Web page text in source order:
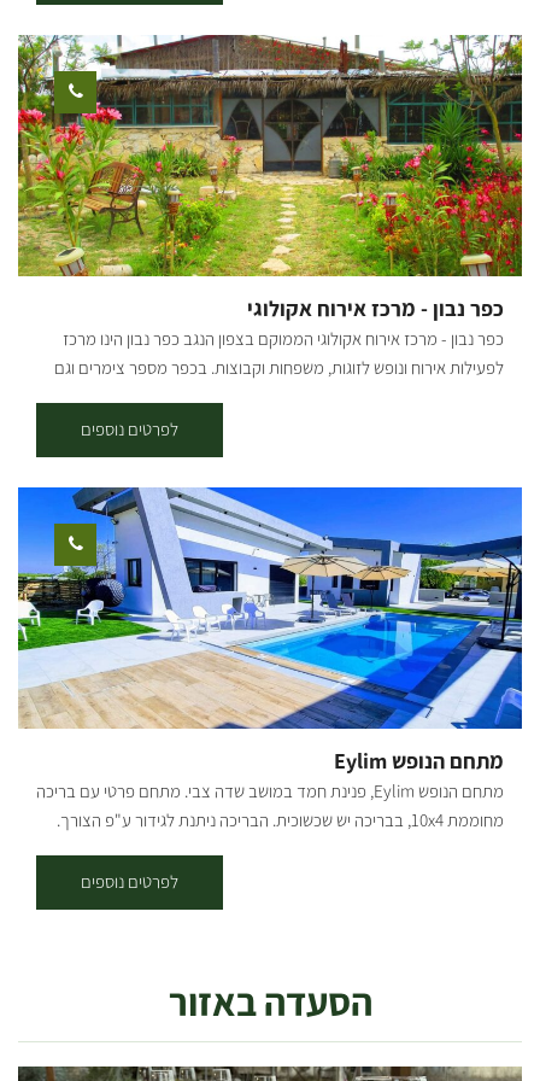
מעולה לסיור באתרי נחל הבשור ובדרך הנופית המרשימה. להזמנות:
כפר נבון - מרכז אירוח אקולוגי
כפר נבון - מרכז אירוח אקולוגי הממוקם בצפון הנגב כפר נבון הינו מרכז
לפעילות אירוח ונופש לזוגות, משפחות וקבוצות. בכפר מספר צימרים וגם
לאורחים בנוסף להקפדה על תחזוקה שוטפת ונוחיות מרבית. במקום ניתן
להנות מבריכות טבילה מרעננות, פינות ברביקיו, בוסתן וגני ירקות אורגניים,
פינת מדורה, ארגז חול לילדים, נוף ומרחבים פתוחים לאוהבי לכת ורוכבי
אופניים, "זולות" מקסימות לישיבה ומנוחה. * ניתן להזמין ארוחות בתיאום
מראש. הכפר אקולוגי, בו פינות מחזור וקומפוסט, בריכות נפרדות
המשמשות לטיהור וניקוי מים אפורים. מערכת אנאירובית ואגן ירוק לטיהור
מים שחורים. משתלה הידרופונית. בית בוץ. גני תבלינים ובוסתן עצי פרי.
במושב ניר עקיבא ניתן ליהנות ממגרשי כדורגל וכדורסל, פארק קטן וחביב
עם נדנדות ומתקני כושר ובית כנסת. המושב סמוך לצומת בית קמה (כביש
6) וצומת הגדי (נתיבות) שעה נסיעה ממרכז הארץ בסמוך לחוות השקמים
וביתרונות רוחמה. המקום נגיש חלקית
לפרטים נוספים
מתחם הנופש Eylim
מתחם הנופש Eylim, פנינת חמד במושב שדה צבי. מתחם פרטי עם בריכה
מחוממת 10x4, בבריכה יש שכשוכית. הבריכה ניתנת לגידור ע"פ הצורך.
שהוא), ממ"ד, אוהל בדואי, בריכה מחוממת, טניס שולחן, סל, שער-קט רגל,
עמדת טעינה לרכבים חשמליים, עמדות מנגל ויחידה לארוחות משותפות.
ספה הנפתחת למיטה זוגית וג'קוזי זוגי פנימי. יחידה" תמר" יחידת סטודיו,
מיטה זוגית, 2 כורסאות טלויזיה וג'קוזי זוגי פנימי. לכל יחידה יש מטבחון
לפרטים נוספים
הסעדה באזור